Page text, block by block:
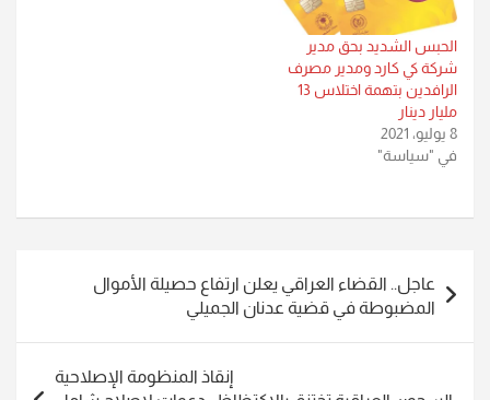
القضاء، أشار إلى إصدار
محكمة جنايات كركوك…
الحبس الشديد بحق مدير
شركة كي كارد ومدير مصرف
الرافدين بتهمة اختلاس 13
مليار دينار
8 يوليو، 2021
في "سياسة"
المقالات
عاجل.. القضاء العراقي يعلن ارتفاع حصيلة الأموال
المضبوطة في قضية عدنان الجميلي
إنقاذ المنظومة الإصلاحية